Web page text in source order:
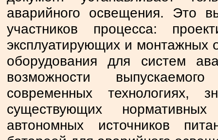
аварийного освещения. Это
участников процесса:
эксплуатирующих и монтажных
оборудования для систем
возможности
современных технологиях,
существующих
автономных источников